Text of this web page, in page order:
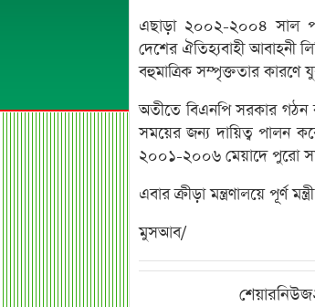
এছাড়া ২০০২-২০০৪ সাল
দেশের ঐতিহ্যবাহী আবাহনী
বহুমাত্রিক সম্পৃক্ততার কারণে
অতীতে বিএনপি সরকার গঠন
সময়ের জন্য দায়িত্ব পালন
২০০১-২০০৬ মেয়াদে পুরো
এবার ক্রীড়া মন্ত্রণালয়ে পূর্ণ
মুসআব/